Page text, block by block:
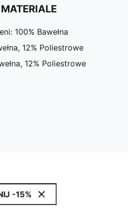
100% Bawełna
12% Poliestrowe
12% Poliestrowe
-15%